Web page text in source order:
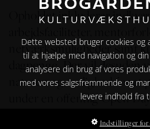
Opholdet inkluderer
netværksmuligheder samt
dagpenge. Der vil
naturen og mulighed for
under en offentlig Open
Videbæk, som afslutning på
Dette websted bruger cookies og
til at hjælpe med navigation og
analysere din brug af vores
med vores salgsfremmende og
levere indhold fra
Indstillinger for